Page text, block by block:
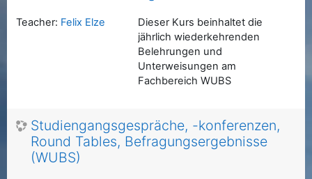
Dieser Kurs beinhaltet die
jährlich wiederkehrenden
Belehrungen und
Unterweisungen am
Fachbereich WUBS
Teacher: Felix Elze
Studiengangsgespräche, -konferenzen,
Round Tables, Befragungsergebnisse
(WUBS)